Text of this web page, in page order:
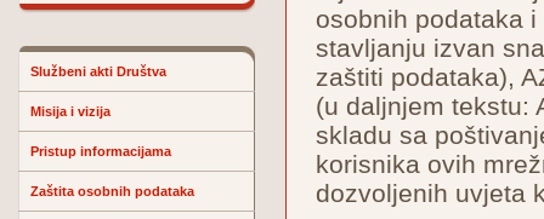
Službeni akti Društva
Misija i vizija
Pristup informacijama
Zaštita osobnih podataka
osobnih podataka
stavljanju izvan
zaštiti podataka),
(u daljnjem tekstu:
skladu sa
korisnika ovih
dozvoljenih uvjeta